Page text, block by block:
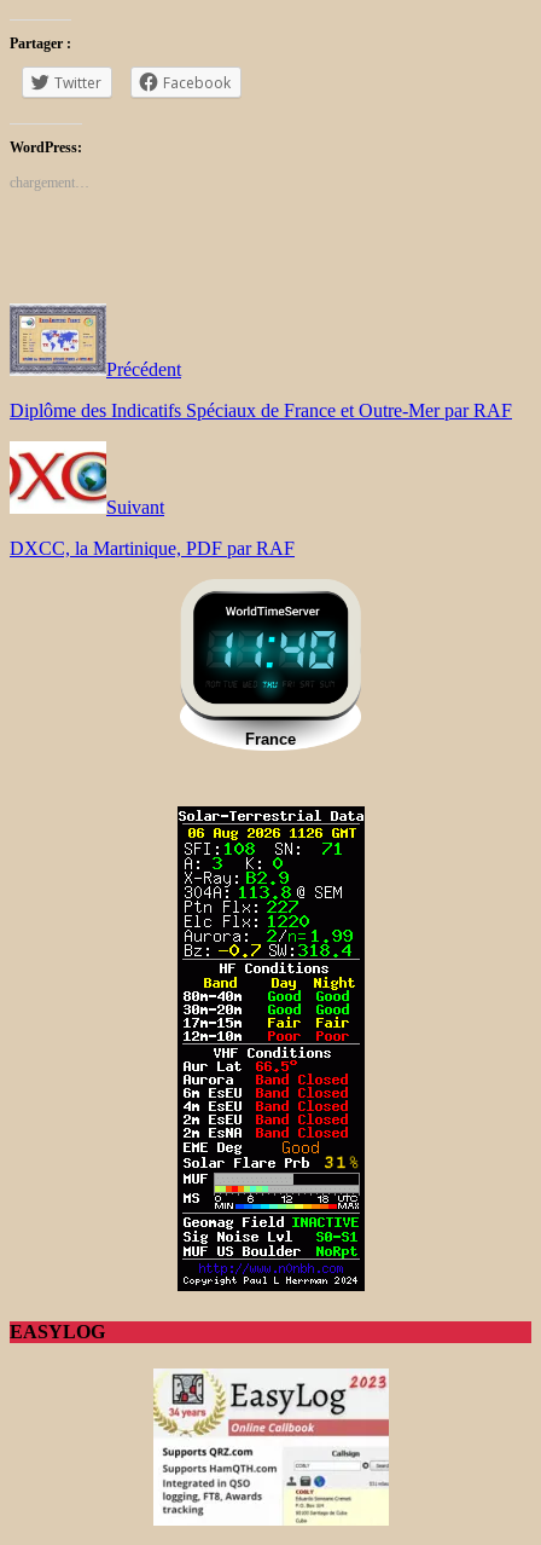
Partager :
Twitter Facebook
WordPress:
chargement…
Précédent
Diplôme des Indicatifs Spéciaux de France et Outre-Mer par RAF
Suivant
DXCC, la Martinique, PDF par RAF
EASYLOG